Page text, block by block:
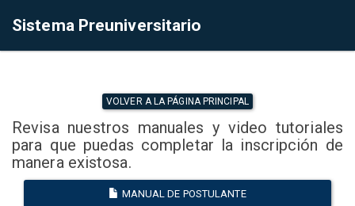
Sistema Preuniversitario
VOLVER A LA PÁGINA PRINCIPAL
Revisa nuestros manuales y video tutoriales
para que puedas completar la inscripción de
manera existosa.
MANUAL DE POSTULANTE